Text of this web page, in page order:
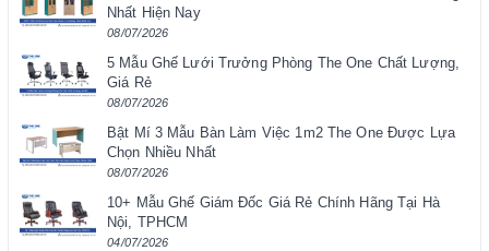
Nhất Hiện Nay
08/07/2026
5 Mẫu Ghế Lưới Trưởng Phòng The One Chất Lượng,
Giá Rẻ
08/07/2026
Bật Mí 3 Mẫu Bàn Làm Việc 1m2 The One Được Lựa
Chọn Nhiều Nhất
08/07/2026
10+ Mẫu Ghế Giám Đốc Giá Rẻ Chính Hãng Tại Hà
Nội, TPHCM
04/07/2026